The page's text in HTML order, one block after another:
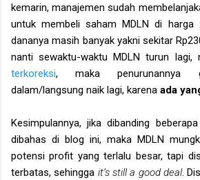
kemarin, manajemen sudah
untuk membeli saham MDLN di
dananya masih banyak yakni sekitar
nanti sewaktu-waktu MDLN turun lagi,
terkoreksi, maka penurunannya
dalam/langsung naik lagi, karena ada
Kesimpulannya, jika dibanding
dibahas di blog ini, maka MDLN
potensi profit yang terlalu besar, tapi
terbatas, sehingga it’s still a good deal.